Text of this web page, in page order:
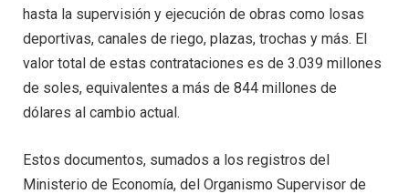
hasta la supervisión y ejecución de obras como losas
deportivas, canales de riego, plazas, trochas y más. El
valor total de estas contrataciones es de 3.039 millones
de soles, equivalentes a más de 844 millones de
dólares al cambio actual.
Estos documentos, sumados a los registros del
Ministerio de Economía, del Organismo Supervisor de